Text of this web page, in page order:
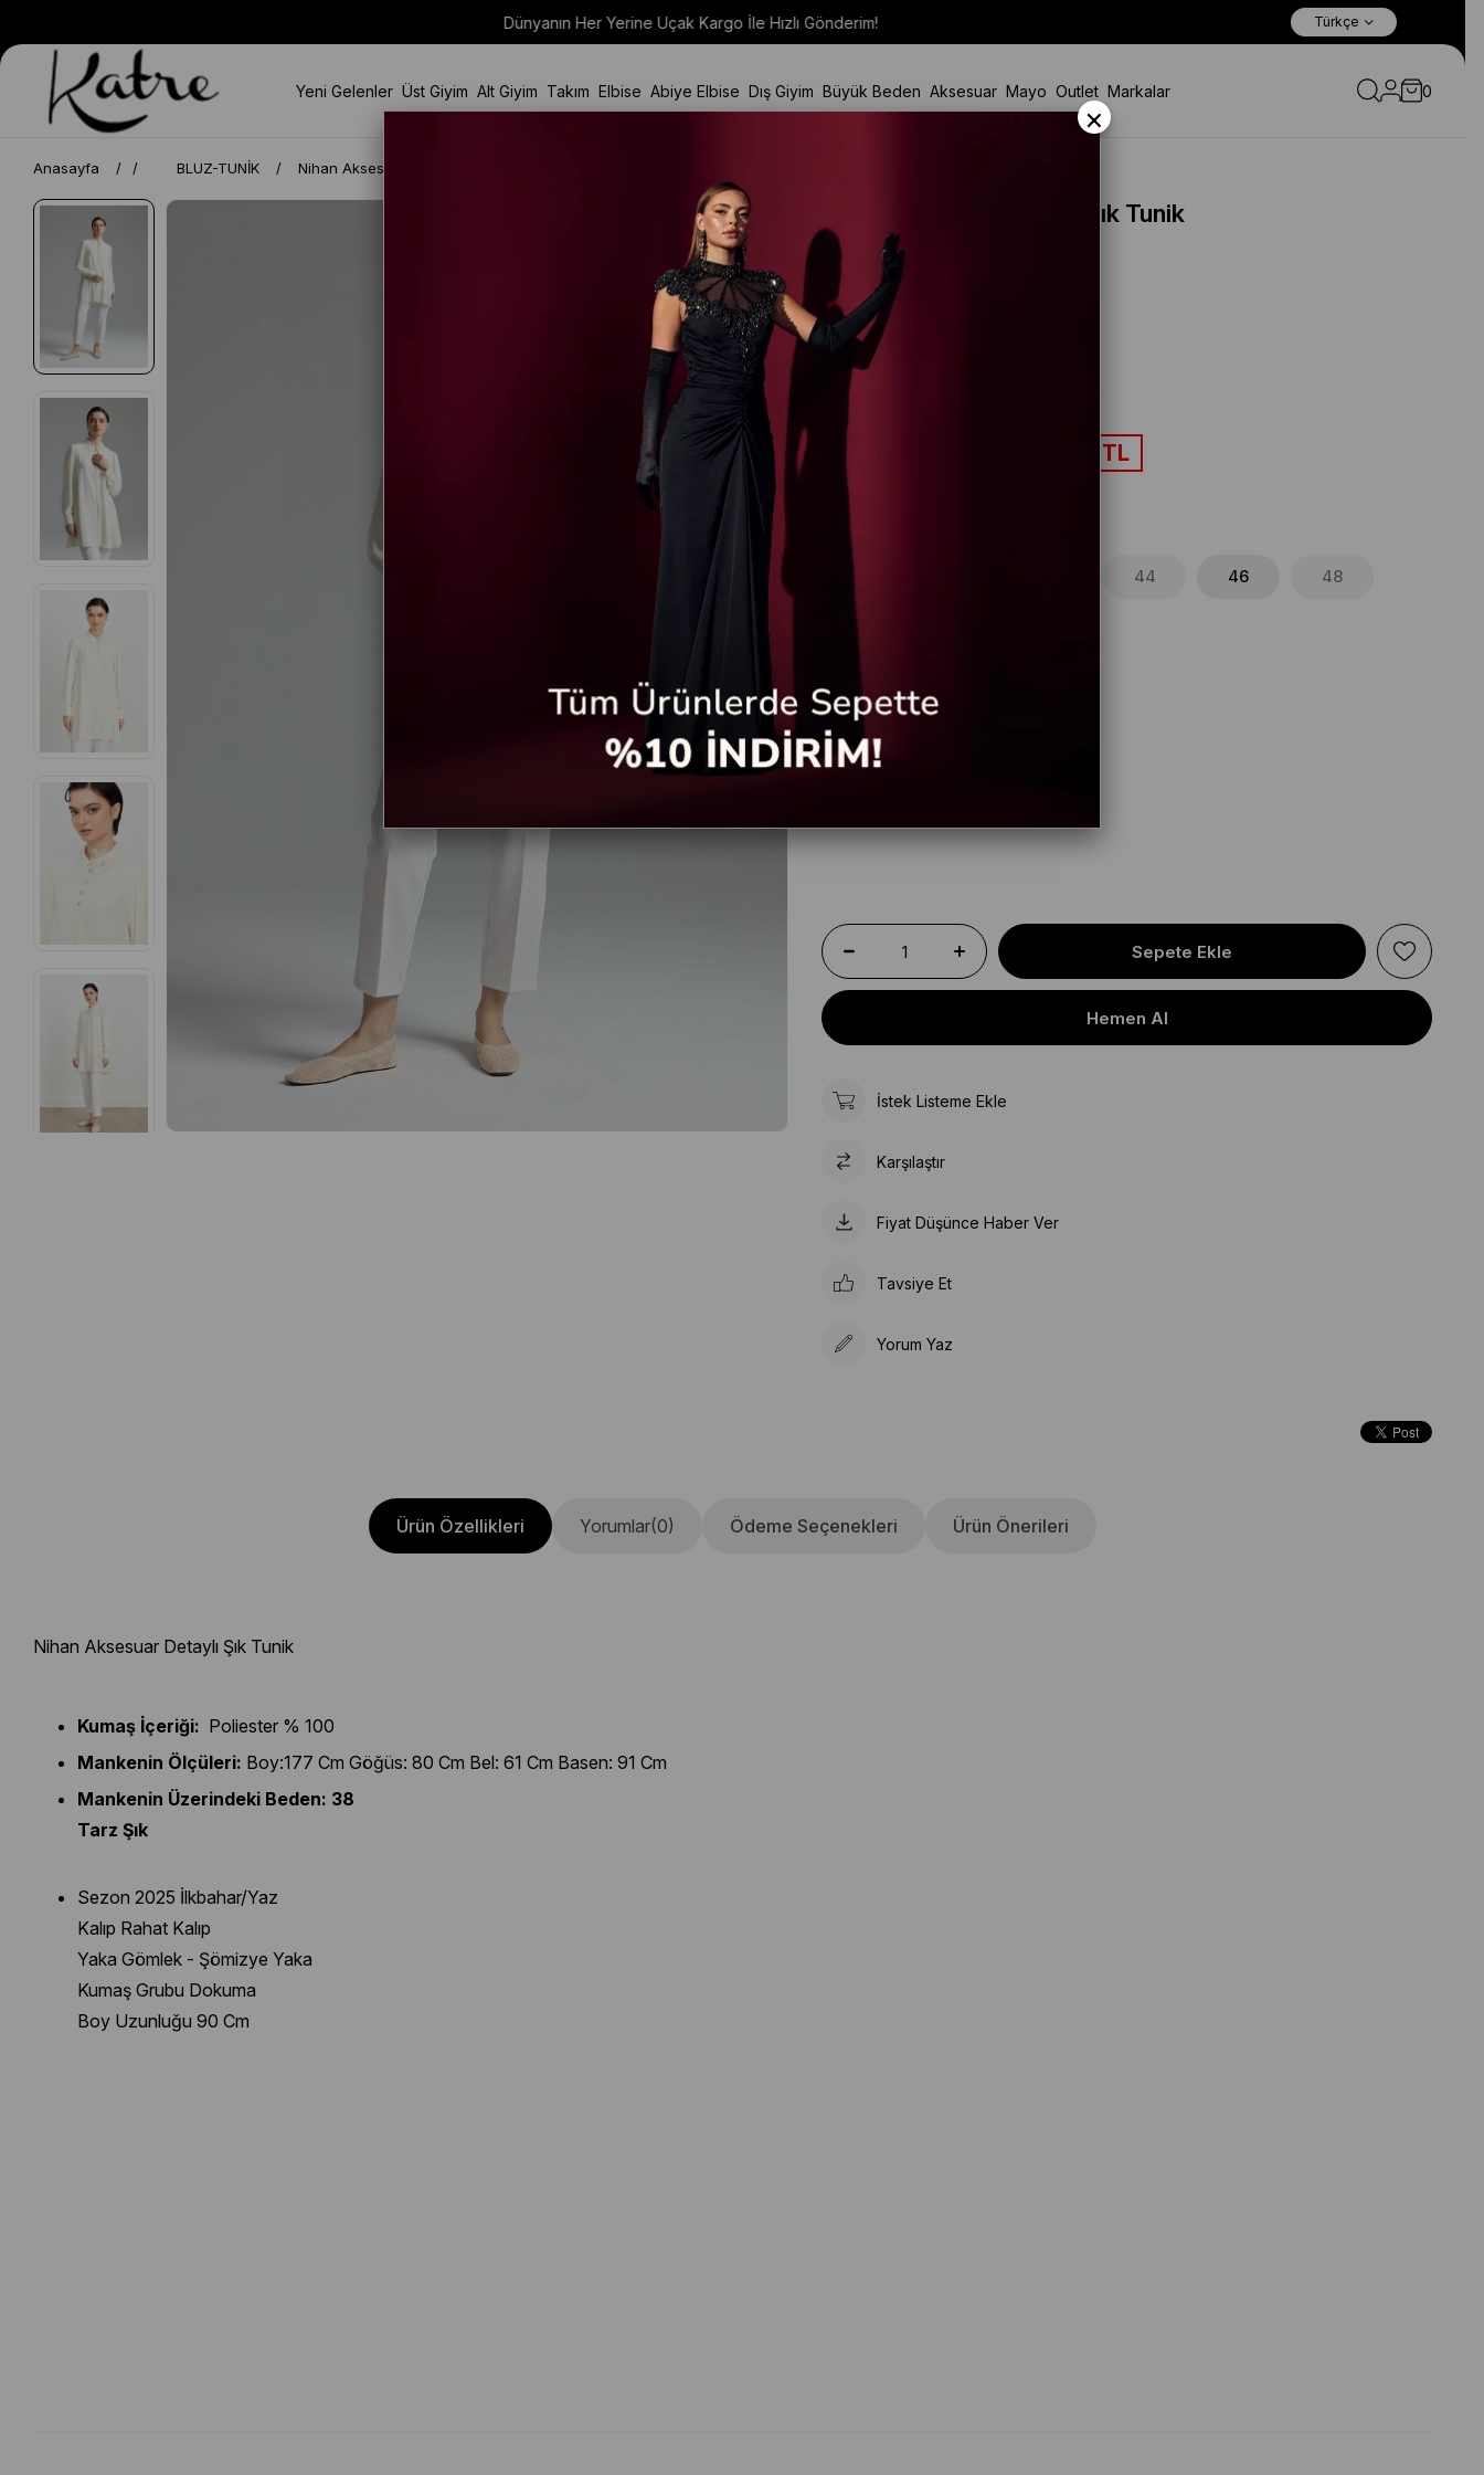
Dünyanın Her Yerine Uçak Kargo İle Hızlı Gönderim! Türkçe
Yeni Gelenler Üst Giyim Alt Giyim Takım Elbise Abiye Elbise Dış Giyim Büyük Beden Aksesuar Mayo Outlet Markalar 0
Anasayfa BLUZ-TUNİK Nihan Aksesuar Detaylı Şık Tunik
Nihan Aksesuar Detaylı Şık Tunik
Marka
: NİHAN
₺209,83
40
1.555,15 TL
Beden
38 44 46 48
EKRU
İstek Listeme Ekle
Karşılaştır
Fiyat Düşünce Haber Ver
Tavsiye Et
Yorum Yaz
Ürün Özellikleri Yorumlar(0) Ödeme Seçenekleri Ürün Önerileri
Nihan Aksesuar Detaylı Şık Tunik
Kumaş İçeriği: Poliester % 100
Mankenin Ölçüleri: Boy:177 Cm Göğüs: 80 Cm Bel: 61 Cm Basen: 91 Cm
Mankenin Üzerindeki Beden: 38
Tarz Şık
Sezon 2025 İlkbahar/Yaz
Kalıp Rahat Kalıp
Yaka Gömlek - Şömizye Yaka
Kumaş Grubu Dokuma
Boy Uzunluğu 90 Cm
×